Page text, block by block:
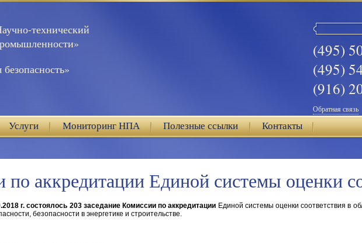
технический
(495)
(495)
(916)
Обратная связь
Услуги Мониторинг НПА Полезные ссылки Контакты
по аккредитации Единой системы оценки
г. состоялось 203 заседание Комиссии по аккредитации Единой системы оценки соответствия в
безопасности в энергетике и строительстве.